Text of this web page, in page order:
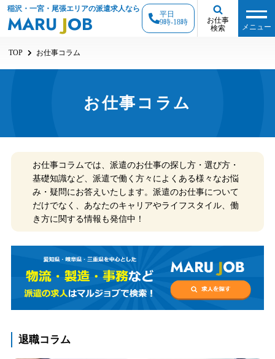
稲沢・一宮・尾張エリアの派遣求人なら
MARU JOB
平日
9時-18時
お仕事
検索
メニュー
TOP お仕事コラム
お仕事コラム
お仕事コラムでは、派遣のお仕事の探し方・選び方・
基礎知識など、派遣で働く方々によくある様々なお悩
み・疑問にお答えいたします。派遣のお仕事について
だけでなく、あなたのキャリアやライフスタイル、働
き方に関する情報も発信中！
退職コラム